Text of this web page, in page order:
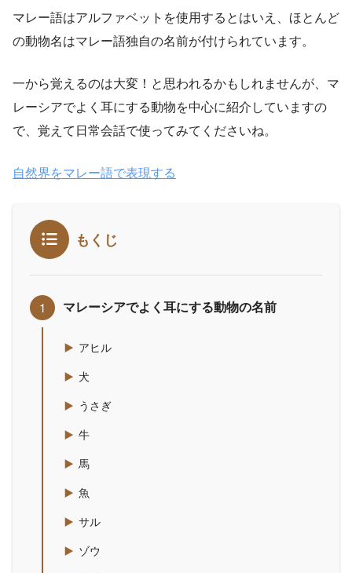
マレー語はアルファベットを使用するとはいえ、ほとんど
の動物名はマレー語独自の名前が付けられています。
一から覚えるのは大変！と思われるかもしれませんが、マ
レーシアでよく耳にする動物を中心に紹介していますの
で、覚えて日常会話で使ってみてくださいね。
自然界をマレー語で表現する
もくじ
マレーシアでよく耳にする動物の名前
アヒル
犬
うさぎ
牛
馬
魚
サル
ゾウ